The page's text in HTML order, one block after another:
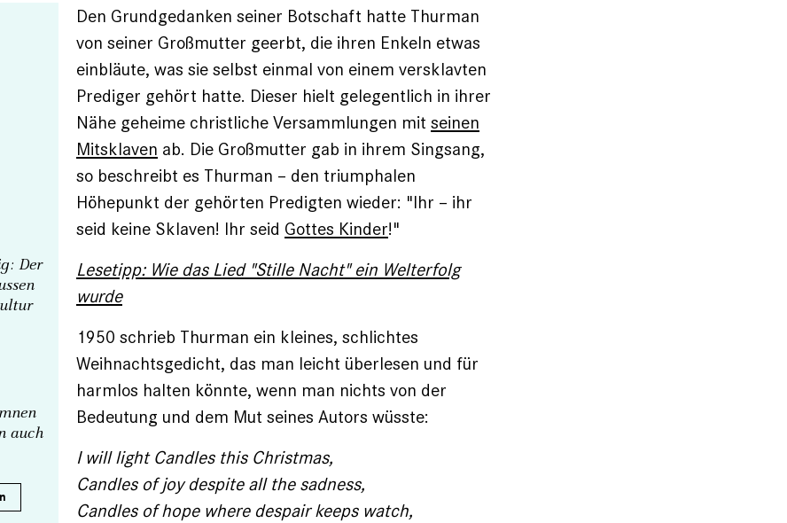
Der
auch
Den Grundgedanken seiner Botschaft hatte Thurman
von seiner Großmutter geerbt, die ihren Enkeln etwas
einbläute, was sie selbst einmal von einem versklavten
Prediger gehört hatte. Dieser hielt gelegentlich in ihrer
Nähe geheime christliche Versammlungen mit seinen
Mitsklaven ab. Die Großmutter gab in ihrem Singsang,
so beschreibt es Thurman – den triumphalen
Höhepunkt der gehörten Predigten wieder: "Ihr – ihr
seid keine Sklaven! Ihr seid Gottes Kinder!"
Lesetipp: Wie das Lied "Stille Nacht" ein Welterfolg
wurde
1950 schrieb Thurman ein kleines, schlichtes
Weihnachtsgedicht, das man leicht überlesen und für
harmlos halten könnte, wenn man nichts von der
Bedeutung und dem Mut seines Autors wüsste:
I will light Candles this Christmas,
Candles of joy despite all the sadness,
Candles of hope where despair keeps watch,